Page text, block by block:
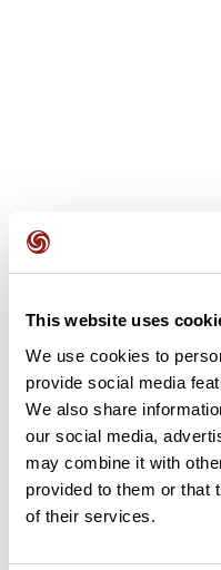
This website uses
We use cookies to
provide social media
We also share
our social media,
may combine it with
provided to them or that
of their services.
completado? ¡Deja la
Resumen